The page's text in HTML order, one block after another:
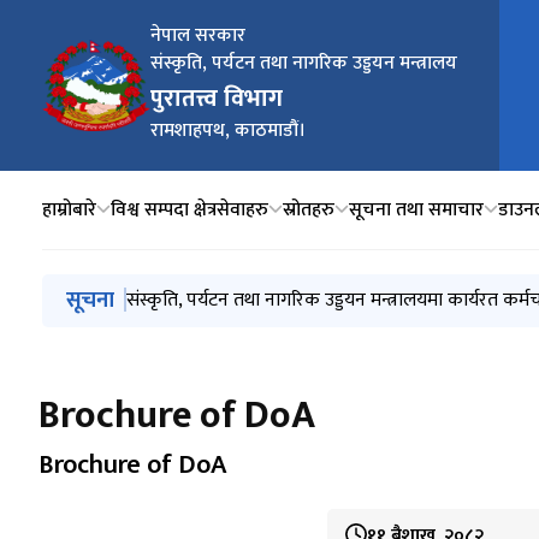
नेपाल सरकार
संस्कृति, पर्यटन तथा नागरिक उड्डयन मन्त्रालय
पुरातत्त्व विभाग
रामशाहपथ, काठमाडौं।
हाम्रोबारे विश्व सम्पदा क्षेत्रसेवाहरु स्रोतहरु सूचना तथा समाचार
मुख्य नेभिगेसनमा जानुहोस्
सूचना कपिलवस्तु जिल्ला तिलौराकोट पुरातात्त्विक स्थल वरपर
संस्कृति, पर्यटन तथा नागरिक उड्डयन मन्त्रालयमा कार्यरत
वर्षाको कारण पुरातात्त्विक सम्पदामा क्षति भए जानकारी
सिलबन्दी बोलपत्र/दरभाउपत्र स्वीकृत गर्ने आशयको सूचना नं
Brochure of DoA
Brochure of DoA